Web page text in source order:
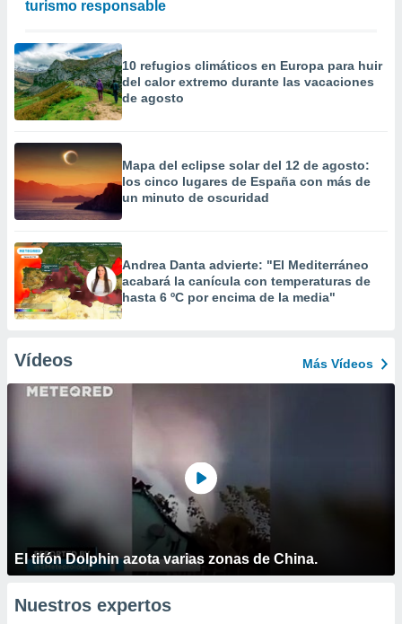
turismo responsable
10 refugios climáticos en Europa para huir
del calor extremo durante las vacaciones
de agosto
Mapa del eclipse solar del 12 de agosto:
los cinco lugares de España con más de
un minuto de oscuridad
Andrea Danta advierte: "El Mediterráneo
acabará la canícula con temperaturas de
hasta 6 ºC por encima de la media"
Vídeos Más Vídeos
El tifón Dolphin azota varias zonas de China.
Nuestros expertos